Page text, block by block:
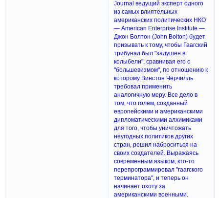
Journal ведущий эксперт одного
из самых влиятельных
американских политических НКО
— American Enterprise Institute —
Джон Болтон (John Bolton) будет
призывать к тому, чтобы Гаагский
трибунал был "задушен в
колыбели", сравнивая его с
"большевизмом", по отношению к
которому Винстон Черчилль
требовал применить
аналогичную меру. Все дело в
том, что голем, созданный
европейскими и американскими
дипломатическими алхимиками
для того, чтобы уничтожать
неугодных политиков других
стран, решил наброситься на
своих создателей. Выражаясь
современным языком, кто-то
перепрограммировал "гаагского
терминатора", и теперь он
начинает охоту за
американскими военными.